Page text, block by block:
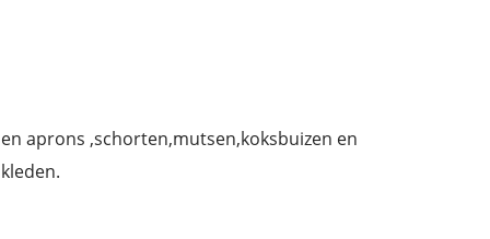
aprons ,schorten,mutsen,koksbuizen en